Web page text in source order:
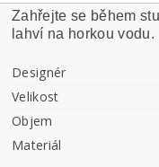
Zahřejte se během
lahví na horkou vodu.
Designér
Velikost
Objem
Materiál